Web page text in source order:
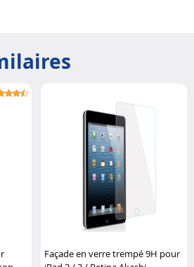
Façade en verre trempé 9H pour